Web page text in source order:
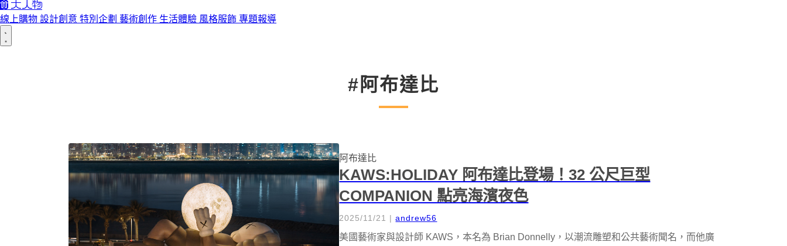
線上購物 設計創意 特別企劃 藝術創作 生活體驗 風格服飾 專題報導
#阿布達比
阿布達比
KAWS:HOLIDAY 阿布達比登場！32 公尺巨型
COMPANION 點亮海濱夜色
2025/11/21 |andrew56
美國藝術家與設計師 KAWS，本名為 Brian Donnelly，以潮流雕塑和公共藝術聞名，而他廣